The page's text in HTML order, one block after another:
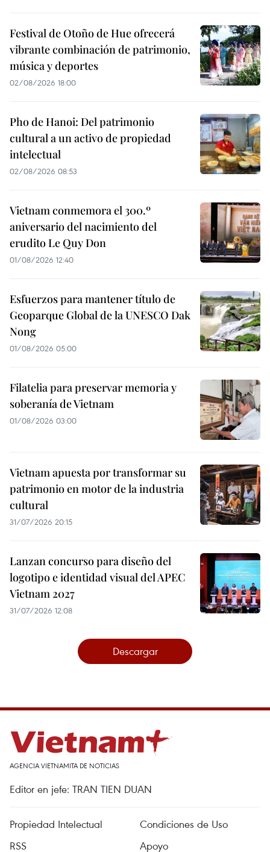
Festival de Otoño de Hue ofrecerá
vibrante combinación de patrimonio,
música y deportes
02/08/2026 18:00
Pho de Hanoi: Del patrimonio
cultural a un activo de propiedad
intelectual
02/08/2026 08:53
Vietnam conmemora el 300.º
aniversario del nacimiento del
erudito Le Quy Don
01/08/2026 12:40
Esfuerzos para mantener título de
Geoparque Global de la UNESCO Dak
Nong
01/08/2026 05:00
Filatelia para preservar memoria y
soberanía de Vietnam
01/08/2026 03:00
Vietnam apuesta por transformar su
patrimonio en motor de la industria
cultural
31/07/2026 20:15
Lanzan concurso para diseño del
logotipo e identidad visual del APEC
Vietnam 2027
31/07/2026 12:08
Descargar
AGENCIA VIETNAMITA DE NOTICIAS
Editor en jefe: TRAN TIEN DUAN
Propiedad Intelectual
Condiciones de Uso
RSS
Apoyo